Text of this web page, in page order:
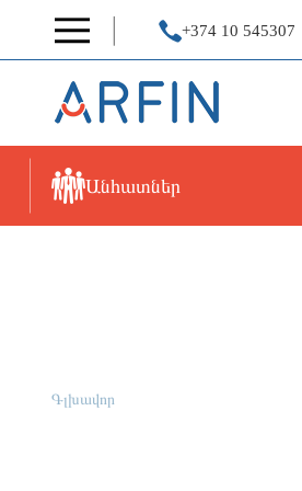
+374 10 545307
Անհատներ
Գլխավոր